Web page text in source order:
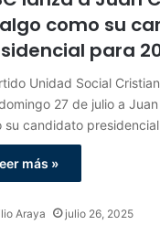
como su
para
Unidad Social
27 de julio a
su candidato
más »
Araya julio 26, 2025